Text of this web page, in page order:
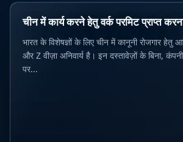
चीन में कार्य करने हेतु वर्क परमिट प्राप्त
भारत के विशेषज्ञों के लिए चीन में कानूनी रोजगार हेतु
और Z वीज़ा अनिवार्य है। इन दस्तावेज़ों के बिना, कंपनी
पर...